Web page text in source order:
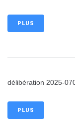
PLUS
délibération 2025-
PLUS